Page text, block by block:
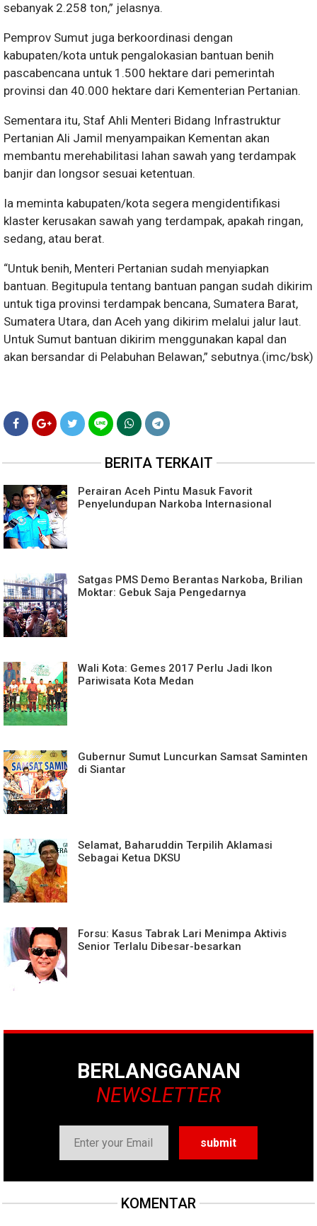
sebanyak 2.258 ton,” jelasnya.
Pemprov Sumut juga berkoordinasi dengan
kabupaten/kota untuk pengalokasian bantuan benih
pascabencana untuk 1.500 hektare dari pemerintah
provinsi dan 40.000 hektare dari Kementerian Pertanian.
Sementara itu, Staf Ahli Menteri Bidang Infrastruktur
Pertanian Ali Jamil menyampaikan Kementan akan
membantu merehabilitasi lahan sawah yang terdampak
banjir dan longsor sesuai ketentuan.
Ia meminta kabupaten/kota segera mengidentifikasi
klaster kerusakan sawah yang terdampak, apakah ringan,
sedang, atau berat.
“Untuk benih, Menteri Pertanian sudah menyiapkan
bantuan. Begitupula tentang bantuan pangan sudah dikirim
untuk tiga provinsi terdampak bencana, Sumatera Barat,
Sumatera Utara, dan Aceh yang dikirim melalui jalur laut.
Untuk Sumut bantuan dikirim menggunakan kapal dan
akan bersandar di Pelabuhan Belawan,” sebutnya.(imc/bsk)
BERITA TERKAIT
Perairan Aceh Pintu Masuk Favorit
Penyelundupan Narkoba Internasional
Satgas PMS Demo Berantas Narkoba, Brilian
Moktar: Gebuk Saja Pengedarnya
Wali Kota: Gemes 2017 Perlu Jadi Ikon
Pariwisata Kota Medan
Gubernur Sumut Luncurkan Samsat Saminten
di Siantar
Selamat, Baharuddin Terpilih Aklamasi
Sebagai Ketua DKSU
Forsu: Kasus Tabrak Lari Menimpa Aktivis
Senior Terlalu Dibesar-besarkan
BERLANGGANAN
NEWSLETTER
KOMENTAR